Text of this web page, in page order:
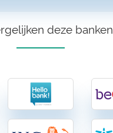
deze banken